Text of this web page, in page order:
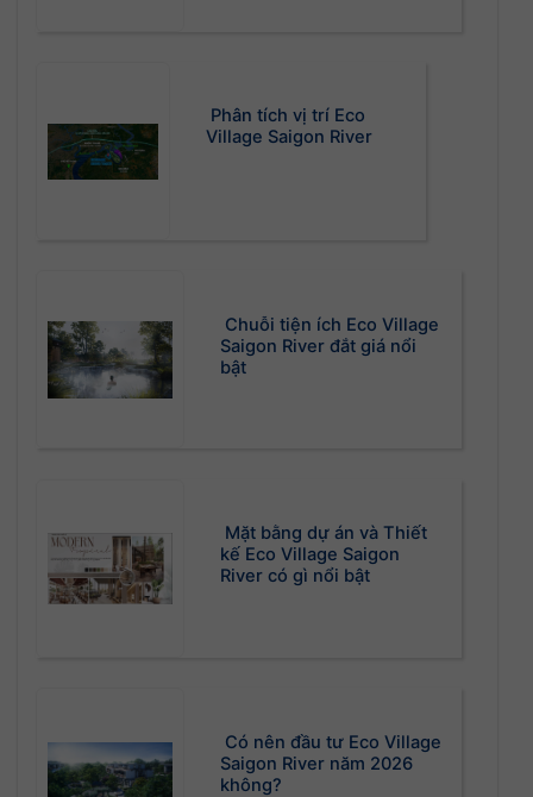
Phân tích vị trí Eco
Village Saigon River
Chuỗi tiện ích Eco Village
Saigon River đắt giá nổi
bật
Mặt bằng dự án và Thiết
kế Eco Village Saigon
River có gì nổi bật
Có nên đầu tư Eco Village
Saigon River năm 2026
không?